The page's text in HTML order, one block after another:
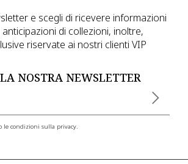
e scegli di ricevere informazioni
di collezioni, inoltre,
riservate ai nostri clienti VIP
NOSTRA NEWSLETTER
le condizioni sulla privacy.